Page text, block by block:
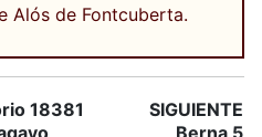
Alós de Fontcuberta.
18381
SIGUIENTE
Berna 5